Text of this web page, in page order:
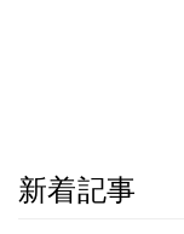
新着記事